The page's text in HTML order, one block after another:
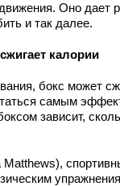
Оно дает
и так далее.
калории
бокс может
самым
зависит,